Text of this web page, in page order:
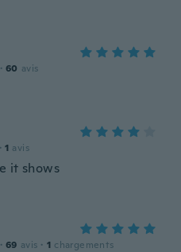
· 60 avis
· 1 avis
it shows
· 69 avis · 1 chargements